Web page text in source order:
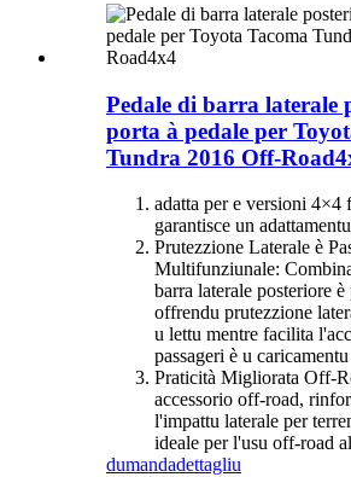
Pedale di barra laterale
porta à pedale per
Tundra 2016 Off-
adatta per e versioni 4×4
garantisce un
Prutezzione Laterale è
Multifunziunale:
barra laterale posteriore è
offrendu prutezzione
u lettu mentre facilita
passageri è u
Praticità Migliorata Off-
accessorio off-road,
l'impattu laterale per
ideale per l'usu off-road
dumandadettagliu